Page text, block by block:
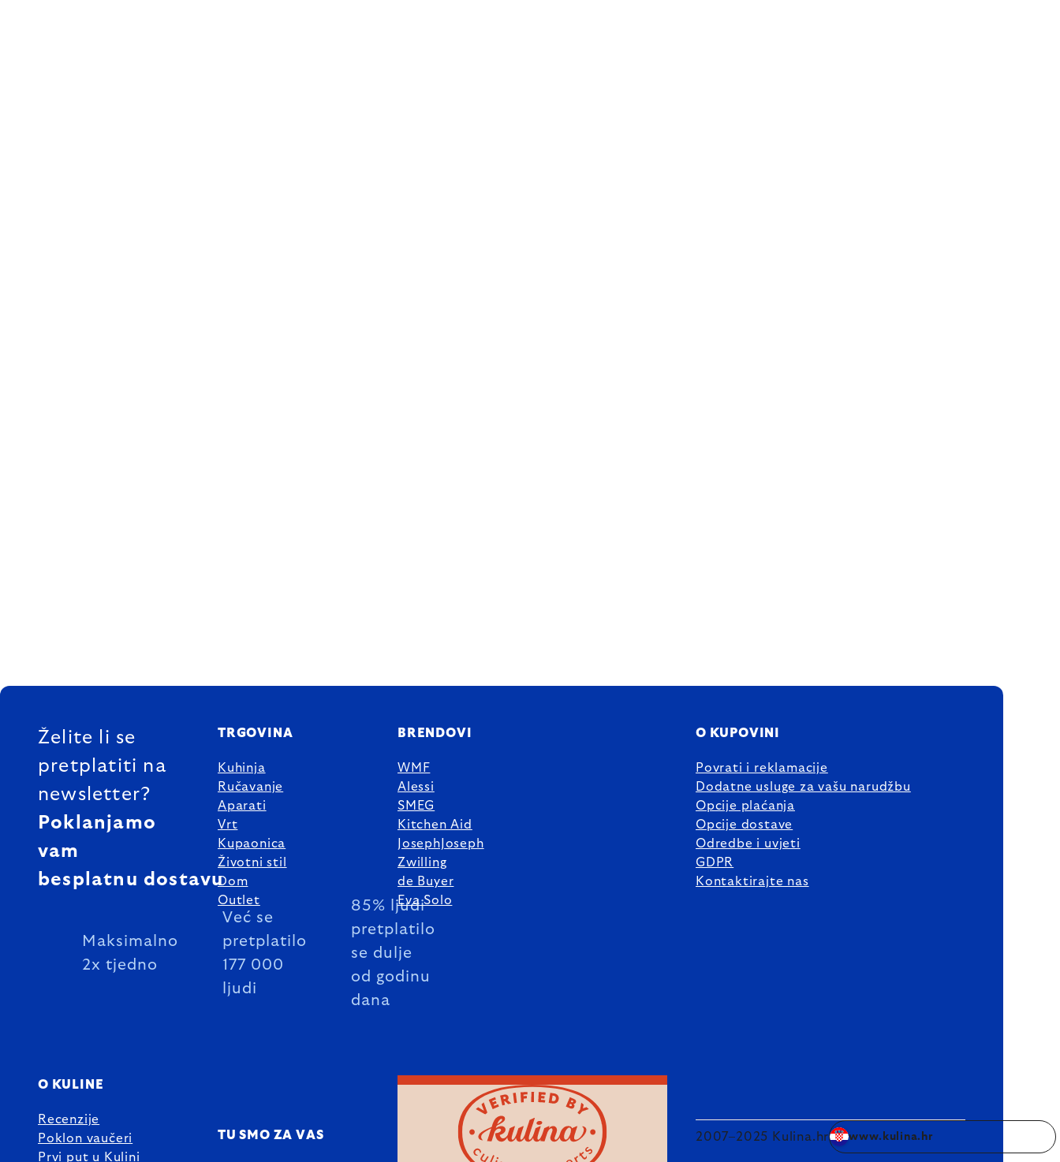
FOOTER
Želite li se
pretplatiti na
newsletter?
Poklanjamo
vam
besplatnu dostavu
Maksimalno
2x tjedno
Već se
pretplatilo
177 000
ljudi
85% ljudi
pretplatilo
se dulje
od godinu
dana
TRGOVINA
Kuhinja
Ručavanje
Aparati
Vrt
Kupaonica
Životni stil
Dom
Outlet
BRENDOVI
WMF
Alessi
SMEG
Kitchen Aid
JosephJoseph
Zwilling
de Buyer
Eva Solo
O KUPOVINI
Povrati i reklamacije
Dodatne usluge za vašu narudžbu
Opcije plaćanja
Opcije dostave
Odredbe i uvjeti
GDPR
Kontaktirajte nas
O KULINE
Recenzije
Poklon vaučeri
Prvi put u Kulini
TU SMO ZA VAS 2007–2025 Kulina.hr www.kulina.hr